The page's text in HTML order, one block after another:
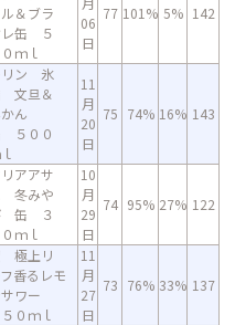
＆ブラ
レ缶 ５
ｍｌ
06
日
77 101% 5% 142
リン 氷
文旦＆
かん
５００
11
月
20
日
75 74% 16% 143
アアサ
冬みや
缶 ３
ｍｌ
10
月
29
日
74 95% 27% 122
極上リ
香るレモ
サワー
０ｍｌ
11
月
27
日
73 76% 33% 137